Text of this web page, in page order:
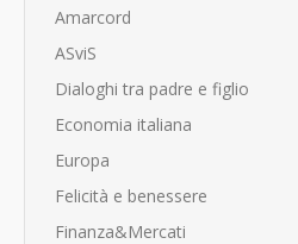
Amarcord
ASviS
Dialoghi tra padre e figlio
Economia italiana
Europa
Felicità e benessere
Finanza&Mercati